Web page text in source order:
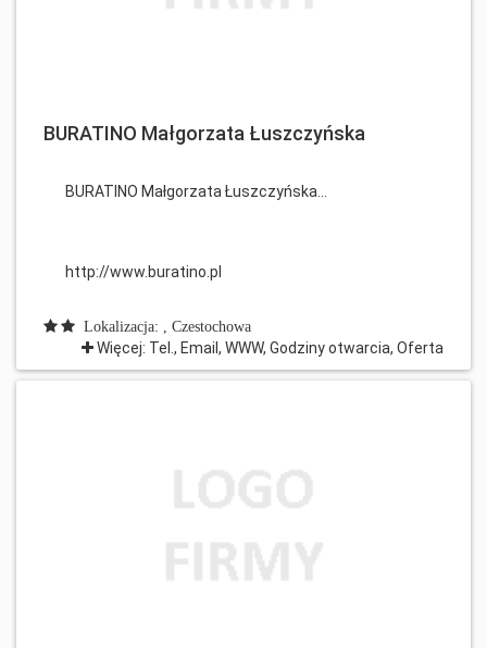
BURATINO Małgorzata Łuszczyńska
BURATINO Małgorzata Łuszczyńska...
http://www.buratino.pl
Lokalizacja: , Czestochowa
Więcej: Tel., Email, WWW, Godziny otwarcia, Oferta